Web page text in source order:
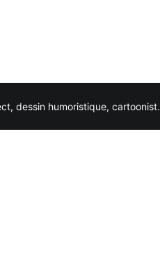
dessin humoristique, cartoonist.